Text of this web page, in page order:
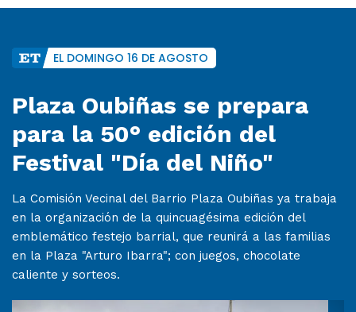
EL DOMINGO 16 DE AGOSTO
Plaza Oubiñas se prepara
para la 50° edición del
Festival "Día del Niño"
La Comisión Vecinal del Barrio Plaza Oubiñas ya trabaja
en la organización de la quincuagésima edición del
emblemático festejo barrial, que reunirá a las familias
en la Plaza "Arturo Ibarra"; con juegos, chocolate
caliente y sorteos.